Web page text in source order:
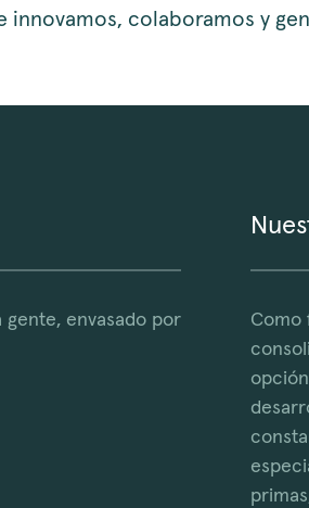
innovamos, colaboramos y
gente, envasado por
Como